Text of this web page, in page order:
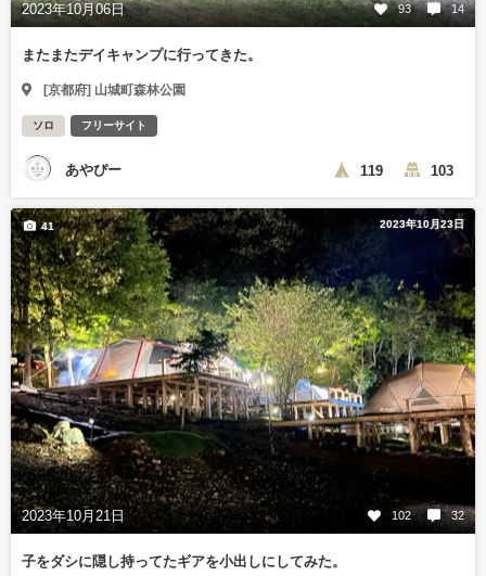
2023年10月06日 93 14
またまたデイキャンプに行ってきた。
[京都府] 山城町森林公園
ソロ フリーサイト
あやぴー 119 103
2023年10月23日
2023年10月21日 102 32
41
子をダシに隠し持ってたギアを小出しにしてみた。